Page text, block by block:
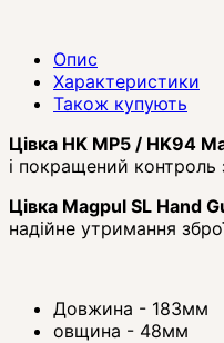
Опис
Характеристики
Також купують
Цівка HK MP5 / HK94
і покращений контроль
Цівка Magpul SL Hand
надійне утримання
Довжина - 183мм
овщина - 48мм